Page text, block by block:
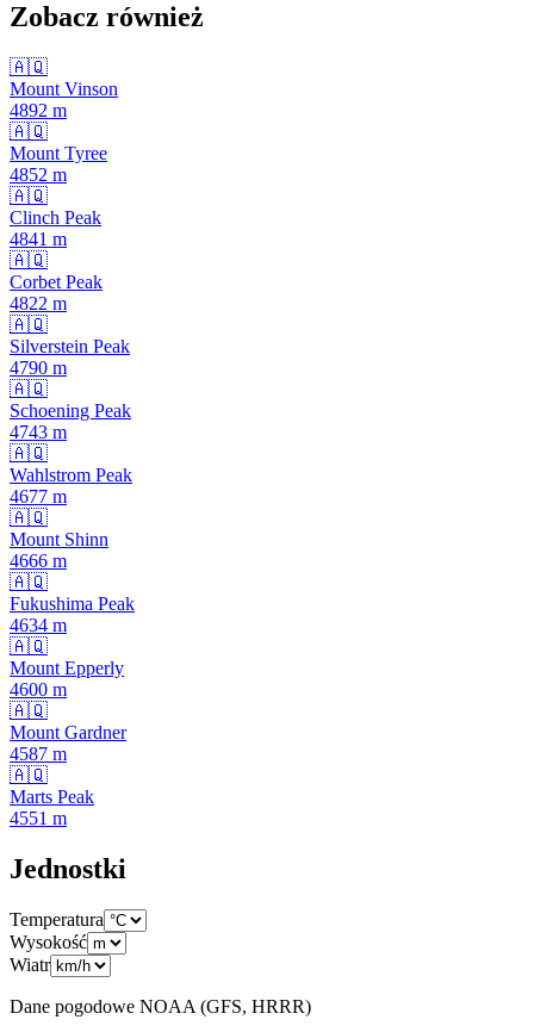
Zobacz również
🇦🇶
Mount Vinson
4892 m
🇦🇶
Mount Tyree
4852 m
🇦🇶
Clinch Peak
4841 m
🇦🇶
Corbet Peak
4822 m
🇦🇶
Silverstein Peak
4790 m
🇦🇶
Schoening Peak
4743 m
🇦🇶
Wahlstrom Peak
4677 m
🇦🇶
Mount Shinn
4666 m
🇦🇶
Fukushima Peak
4634 m
🇦🇶
Mount Epperly
4600 m
🇦🇶
Mount Gardner
4587 m
🇦🇶
Marts Peak
4551 m
Jednostki
Temperatura
Wysokość
Wiatr
Dane pogodowe NOAA (GFS, HRRR)